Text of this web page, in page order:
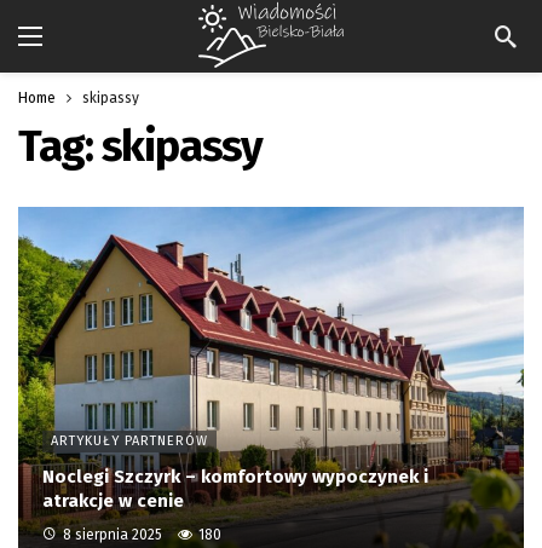
Home skipassy
Tag:skipassy
ARTYKUŁY PARTNERÓW
Noclegi Szczyrk – komfortowy wypoczynek i
atrakcje w cenie
8 sierpnia 2025 180